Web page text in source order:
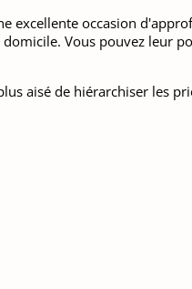
excellente occasion
Vous pouvez leur
aisé de hiérarchiser les